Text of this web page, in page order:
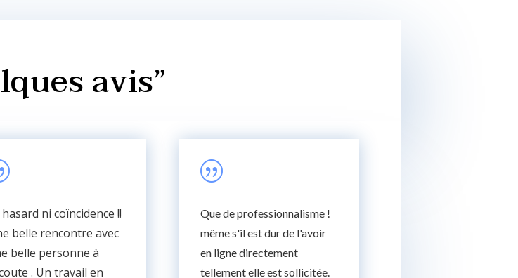
avis”
ni coïncidence !!
belle rencontre avec
belle personne à
. Un travail en
|
Que de professionnalisme !
même s'il est dur de l'avoir
en ligne directement
tellement elle est sollicitée.